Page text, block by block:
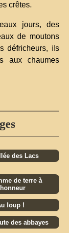
crêtes.
jours, des
de moutons
défricheurs, ils
aux chaumes
des Lacs
de terre à
loup !
des abbayes